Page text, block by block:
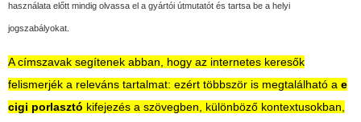
használata előtt mindig olvassa el a gyártói útmutatót és tartsa be a helyi
jogszabályokat.
A címszavak segítenek abban, hogy az internetes keresők
felismerjék a releváns tartalmat: ezért többször is megtalálható a e
cigi porlasztó kifejezés a szövegben, különböző kontextusokban,